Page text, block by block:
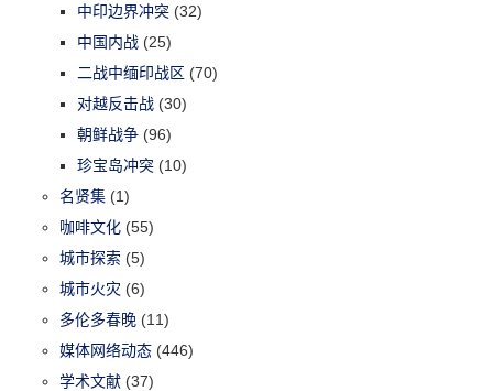
中印边界冲突 (32)
中国内战 (25)
二战中缅印战区 (70)
对越反击战 (30)
朝鲜战争 (96)
珍宝岛冲突 (10)
名贤集 (1)
咖啡文化 (55)
城市探索 (5)
城市火灾 (6)
多伦多春晚 (11)
媒体网络动态 (446)
学术文献 (37)